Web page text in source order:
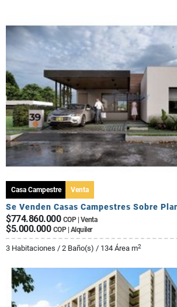
Casa Campestre Venta
$774.860.000 COP | Venta
$5.000.000 COP | Alquiler
3 Habitaciones / 2 Baño(s) / 134 Área m2